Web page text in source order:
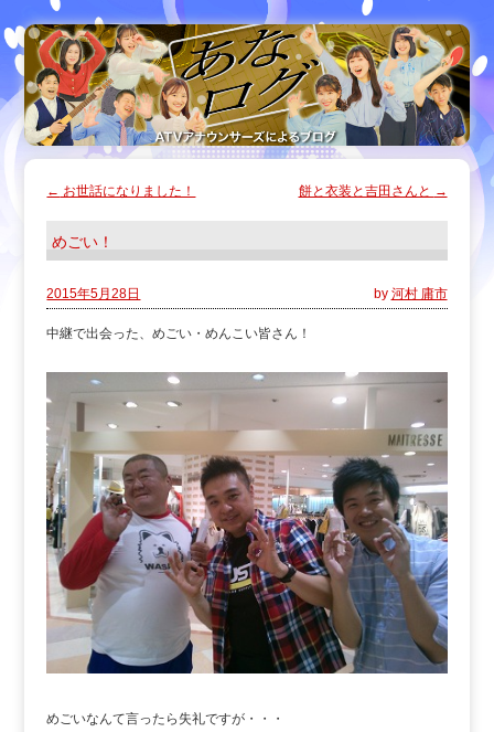
← お世話になりました！ 餅と衣装と吉田さんと →
めごい！
2015年5月28日 by 河村 庸市
中継で出会った、めごい・めんこい皆さん！
めごいなんて言ったら失礼ですが・・・